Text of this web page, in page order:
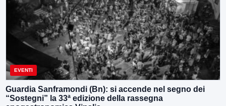
EVENTI
Guardia Sanframondi (Bn): si accende nel segno dei
“Sostegni” la 33ª edizione della rassegna